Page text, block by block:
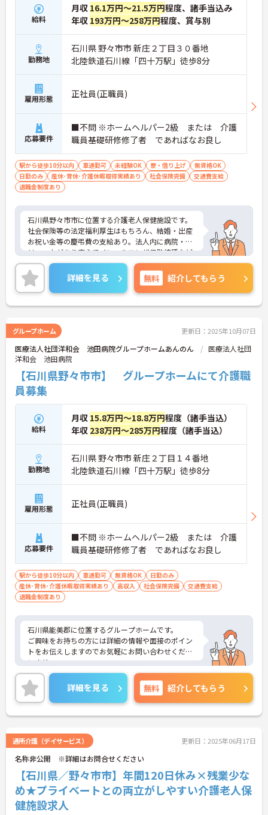
給料
月収 16.1万円～21.5万円程度、諸手当込み
年収 193万円～258万円程度、賞与別
勤務地
石川県 野々市市 新庄２丁目３０番地
北陸鉄道石川線「四十万駅」徒歩8分
雇用形態 正社員(正職員)
応募要件
■不問 ※ホームヘルパー2級 または 介護
職員基礎研修修了者 であればなお良し
駅から徒歩10分以内 車通勤可 未経験OK 寮・借り上げ
無資格OK
日勤のみ
産休･育休･介護休暇取得実績あり 社会保険完備
交通費支給
退職金制度あり
石川県野々市市に位置する介護老人保健施設です。
社会保険等の法定福利厚生はもちろん、結婚・出産
お祝い金等の慶弔費の支給あり。法人内に病院・ク
リニックがあり安心でインフルエンザ予防接種など
も低額で受けられます。
ご興味をお持ちの方には詳細の情報や面接のポイン
トをお伝えしますのでお気軽にお問い合わせくださ
いませ。
詳細を見る 無料 紹介してもらう
グループホーム 更新日：2025年10月07日
医療法人社団洋和会 池田病院グループホームあんのん
医療法人社団
洋和会 池田病院
【石川県野々市市】 グループホームにて介護職
員募集
給料
月収 15.8万円～18.8万円程度（諸手当込）
年収 238万円～285万円程度（諸手当込）
勤務地
石川県 野々市市 新庄２丁目１４番地
北陸鉄道石川線「四十万駅」徒歩8分
雇用形態 正社員(正職員)
応募要件
■不問 ※ホームヘルパー2級 または 介護
職員基礎研修修了者 であればなお良し
駅から徒歩10分以内 車通勤可 無資格OK
日勤のみ
産休･育休･介護休暇取得実績あり
高収入 社会保険完備
交通費支給
退職金制度あり
石川県能美郡に位置するグループホームです。
ご興味をお持ちの方には詳細の情報や面接のポイン
トをお伝えしますのでお気軽にお問い合わせくださ
いませ。
詳細を見る 無料 紹介してもらう
通所介護（デイサービス） 更新日：2025年06月17日
名称非公開 ※詳細はお問合せください
【石川県／野々市市】年間120日休み×残業少な
め★プライベートとの両立がしやすい介護老人保
健施設求人